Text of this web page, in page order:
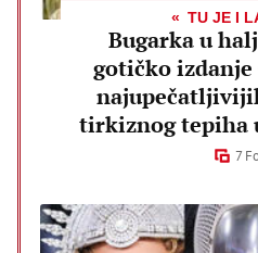
TU JE I
Bugarka u
gotičko
tirkiznog tepiha
7